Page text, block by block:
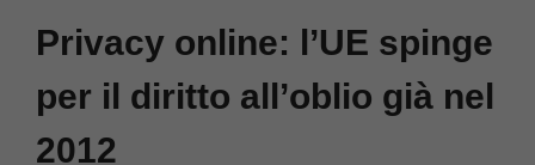
Privacy online: l’UE spinge
per il diritto all’oblio già nel
2012